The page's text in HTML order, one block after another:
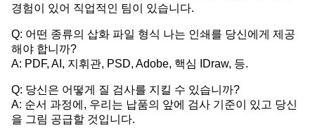
경험이 있어 직업적인 팀이 있습니다.
Q: 어떤 종류의 삽화 파일 형식 나는 인쇄를 당신에게 제공
해야 합니까?
A: PDF, AI, 지휘관, PSD, Adobe, 핵심 IDraw, 등.
Q: 당신은 어떻게 질 검사를 지킬 수 있습니까?
A: 순서 과정에, 우리는 납품의 앞에 검사 기준이 있고 당신
을 그림 공급할 것입니다.